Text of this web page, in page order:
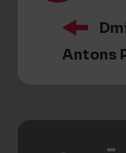
Antons